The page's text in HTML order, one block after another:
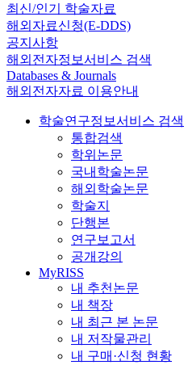
최신/인기 학술자료
해외자료신청(E-DDS)
공지사항
해외전자정보서비스 검색
Databases & Journals
해외전자자료 이용안내
학술연구정보서비스 검색
통합검색
학위논문
국내학술논문
해외학술논문
학술지
단행본
연구보고서
공개강의
MyRISS
내 추천논문
내 책장
내 최근 본 논문
내 저작물관리
내 구매·신청 현황